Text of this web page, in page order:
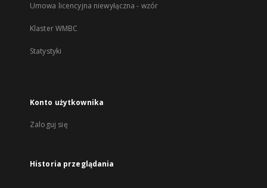
Umowa licencyjna niewyłączna - wzór
Klaster WMBC
Statystyki
Konto użytkownika
Zaloguj się
Historia przeglądania